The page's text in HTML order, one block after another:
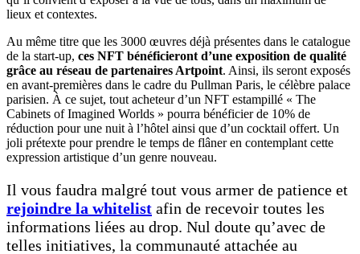
lieux et contextes.
Au même titre que les 3000 œuvres déjà présentes dans le catalogue
de la start-up, ces NFT bénéficieront d’une exposition de qualité
grâce au réseau de partenaires Artpoint. Ainsi, ils seront exposés
en avant-premières dans le cadre du Pullman Paris, le célèbre palace
parisien. À ce sujet, tout acheteur d’un NFT estampillé « The
Cabinets of Imagined Worlds » pourra bénéficier de 10% de
réduction pour une nuit à l’hôtel ainsi que d’un cocktail offert. Un
joli prétexte pour prendre le temps de flâner en contemplant cette
expression artistique d’un genre nouveau.
Il vous faudra malgré tout vous armer de patience et
rejoindre la whitelist afin de recevoir toutes les
informations liées au drop. Nul doute qu’avec de
telles initiatives, la communauté attachée au